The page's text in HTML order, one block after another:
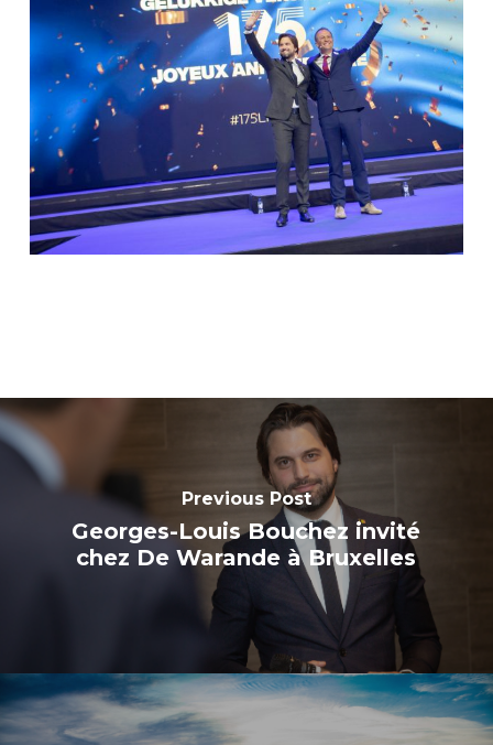
Previous Post
Georges-Louis Bouchez invité
chez De Warande à Bruxelles